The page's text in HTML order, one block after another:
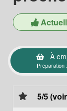
À
Préparation
5/5